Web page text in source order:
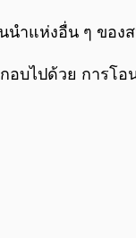
นำแห่งอื่น ๆ ของ
บไปด้วย การโอ